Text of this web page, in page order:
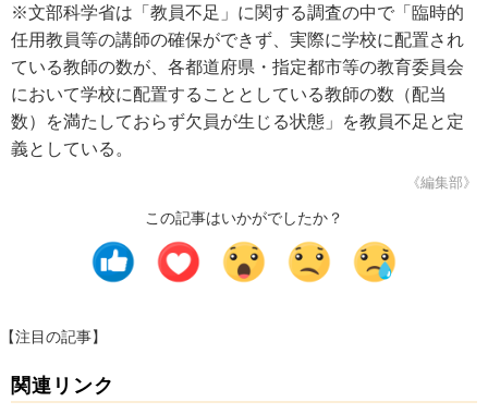
※文部科学省は「教員不足」に関する調査の中で「臨時的
任用教員等の講師の確保ができず、実際に学校に配置され
ている教師の数が、各都道府県・指定都市等の教育委員会
において学校に配置することとしている教師の数（配当
数）を満たしておらず欠員が生じる状態」を教員不足と定
義としている。
《編集部》
この記事はいかがでしたか？
【注目の記事】
関連リンク